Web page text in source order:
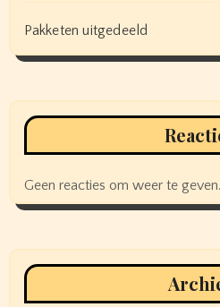
Pakketen uitgedeeld
Geen reacties om weer te geven.